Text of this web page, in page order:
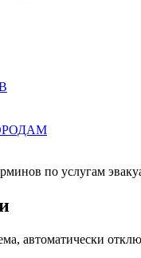
по услугам
автоматически